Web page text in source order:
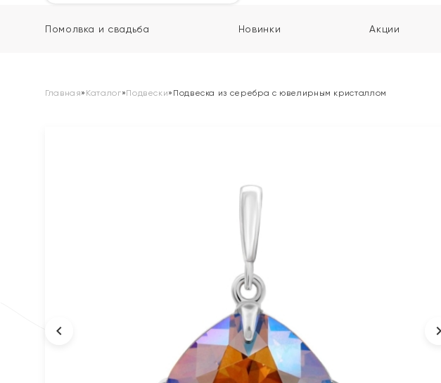
Помолвка и свадьба Новинки Акции
Главная» Каталог»Подвески» Подвеска из серебра с ювелирным кристаллом